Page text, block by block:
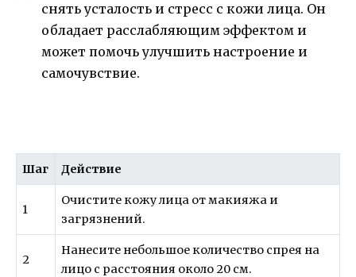
снять усталость и стресс с кожи лица. Он
обладает расслабляющим эффектом и
может помочь улучшить настроение и
самочувствие.
Шаг Действие
1
Очистите кожу лица от макияжа и
загрязнений.
2
Нанесите небольшое количество спрея на
лицо с расстояния около 20 см.